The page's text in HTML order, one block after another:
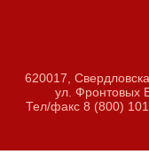
620017,
ул. Фронтовых
Тел/факс 8 (800)